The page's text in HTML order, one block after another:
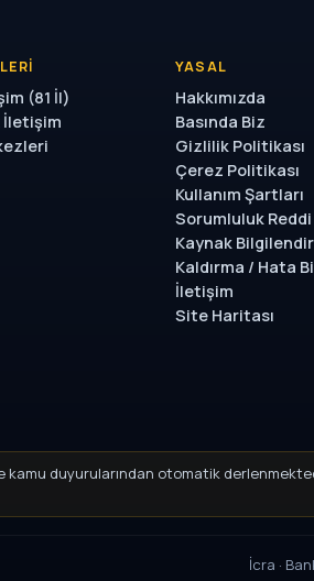
(81 İl)
İletişim
YASAL
Hakkımızda
Basında Biz
Gizlilik Politikası
Çerez Politikası
Kullanım Şartları
Sorumluluk Reddi
Kaynak
Kaldırma / Hata
İletişim
Site Haritası
kamu duyurularından otomatik
İcra ·